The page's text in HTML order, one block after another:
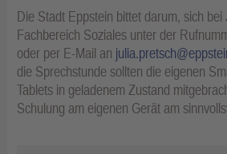
Die Stadt Eppstein bittet darum, sich bei
Fachbereich Soziales unter der
oder per E-Mail an
die Sprechstunde sollten die eigenen
Tablets in geladenem Zustand
Schulung am eigenen Gerät am